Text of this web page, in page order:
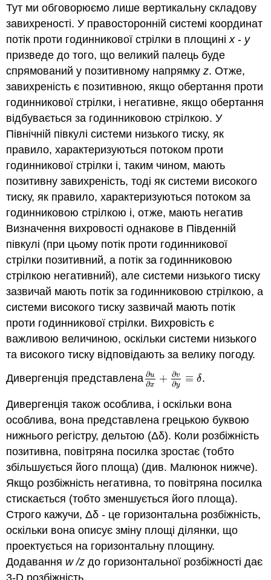
Тут ми обговорюємо лише вертикальну складову
завихреності. У правосторонній системі координат
потік проти годинникової стрілки в площиніx- y
призведе до того, що великий палець буде
спрямований у позитивному напрямкуz. Отже,
завихреність є позитивною, якщо обертання проти
годинникової стрілки, і негативне, якщо обертання
відбувається за годинниковою стрілкою. У
Північній півкулі системи низького тиску, як
правило, характеризуються потоком проти
годинникової стрілки і, таким чином, мають
позитивну завихреність, тоді як системи високого
тиску, як правило, характеризуються потоком за
годинниковою стрілкою і, отже, мають негатив
Визначення вихровості однакове в Південній
півкулі (при цьому потік проти годинникової
стрілки позитивний, а потік за годинниковою
стрілкою негативний), але системи низького тиску
зазвичай мають потік за годинниковою стрілкою, а
системи високого тиску зазвичай мають потік
проти годинникової стрілки. Вихровість є
важливою величиною, оскільки системи низького
та високого тиску відповідають за велику погоду.
Дивергенція представлена ∂u
∂x + ∂v
∂y ≡ δ
∂u∂x+∂v ∂y ≡δ
.
Дивергенція також особлива, і оскільки вона
особлива, вона представлена грецькою буквою
нижнього регістру, дельтою (Δδ). Коли розбіжність
позитивна, повітряна посилка зростає (тобто
збільшується його площа) (див. Малюнок нижче).
Якщо розбіжність негативна, то повітряна посилка
стискається (тобто зменшується його площа).
Строго кажучи, Δδ - це горизонтальна розбіжність,
оскільки вона описує зміну площі ділянки, що
проектується на горизонтальну площину.
Додавання w /z до горизонтальної розбіжності дає